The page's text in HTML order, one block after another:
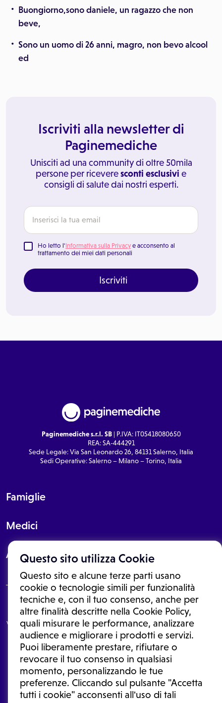
Questo sito utilizza Cookie
Questo sito e alcune terze parti usano
cookie o tecnologie simili per funzionalità
tecniche e, con il tuo consenso, anche per
altre finalità descritte nella Cookie Policy,
quali misurare le performance, analizzare
audience e migliorare i prodotti e servizi.
Puoi liberamente prestare, rifiutare o
revocare il tuo consenso in qualsiasi
momento, personalizzando le tue
preferenze. Cliccando sul pulsante "Accetta
tutti i cookie" acconsenti all'uso di tali
Buongiorno,sono daniele, un ragazzo che non
beve,
Sono un uomo di 26 anni, magro, non bevo alcool
ed
Iscriviti alla newsletter di
Paginemediche
Unisciti ad una community di oltre 50mila
persone per riceveresconti esclusivi e
consigli di salute dai nostri esperti.
Ho letto l'Informativa sulla Privacy e acconsento al
trattamento dei miei dati personali
Iscriviti
Paginemediche s.r.l. SB| P.IVA: IT05418080650
REA: SA-444291
Sede Legale: Via San Leonardo 26, 84131 Salerno, Italia
Sedi Operative: Salerno – Milano – Torino, Italia
Famiglie
Medici
About
Le informazioni proposte in questo sito non sono un consulto medico.
In nessun caso, queste informazioni sostituiscono un consulto, una
visita o una diagnosi formulata dal medico. Non si devono considerare
le informazioni disponibili come suggerimenti per la formulazione di
una diagnosi, la determinazione di un trattamento o l'assunzione o
sospensione di un farmaco senza prima consultare un medico di
medicina generale o uno specialista.
Condizioni di utilizzo|Privacy Policy |Gestione cookie
Ⓒ 2025 | Tutti i diritti riservati.